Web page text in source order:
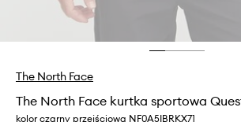
The North Face
The North Face kurtka sportowa
kolor czarny przejściowa NF0A5IBRKX71